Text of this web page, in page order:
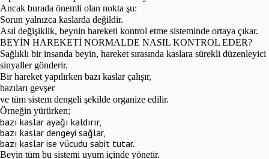
Ancak burada önemli olan nokta şu:
Sorun yalnızca kaslarda değildir.
Asıl değişiklik, beynin hareketi kontrol etme sisteminde ortaya çıkar.
BEYİN HAREKETİ NORMALDE NASIL KONTROL EDER?
Sağlıklı bir insanda beyin, hareket sırasında kaslara sürekli düzenleyici
sinyaller gönderir.
Bir hareket yapılırken bazı kaslar çalışır,
bazıları gevşer
ve tüm sistem dengeli şekilde organize edilir.
Örneğin yürürken;
bazı kaslar ayağı kaldırır,
bazı kaslar dengeyi sağlar,
bazı kaslar ise vücudu sabit tutar.
Beyin tüm bu sistemi uyum içinde yönetir.